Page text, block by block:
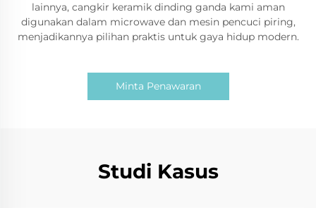
lainnya, cangkir keramik dinding ganda kami aman
digunakan dalam microwave dan mesin pencuci piring,
menjadikannya pilihan praktis untuk gaya hidup modern.
Minta Penawaran
Studi Kasus